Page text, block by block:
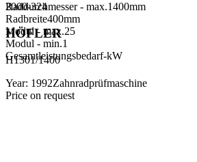
Raddurchmesser - max.1400mm
Radbreite400mm
Modul - max.25
Modul - min.1
Gesamtleistungsbedarf-kW
2000-324
HÖFLER
H1301/1400
Year: 1992Zahnradprüfmaschine
Price on request